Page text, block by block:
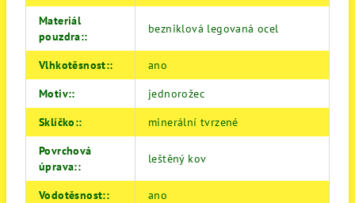
Materiál
pouzdra::
bezniklová legovaná ocel
Vlhkotěsnost::
ano
Motiv::
jednorožec
Sklíčko::
minerální tvrzené
Povrchová
úprava::
leštěný kov
Vodotěsnost::
ano